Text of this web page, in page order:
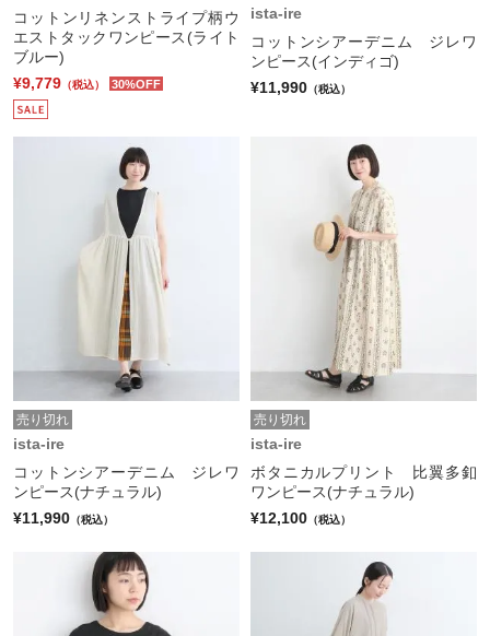
コットンリネンストライプ柄ウ
エストタックワンピース(ライト
ブルー)
¥9,779 （税込） 30%OFF
ista-ire
コットンシアーデニム ジレワ
ンピース(インディゴ)
¥11,990 （税込）
売り切れ
ista-ire
コットンシアーデニム ジレワ
ンピース(ナチュラル)
¥11,990 （税込）
売り切れ
ista-ire
ボタニカルプリント 比翼多釦
ワンピース(ナチュラル)
¥12,100 （税込）